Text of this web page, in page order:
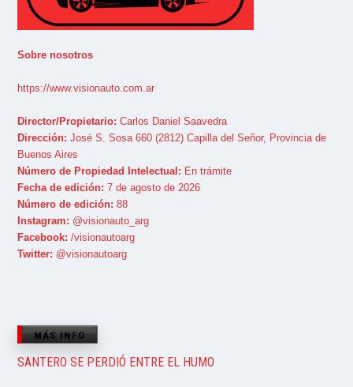
Sobre nosotros
https://www.visionauto.com.ar
Director/Propietario: Carlos Daniel Saavedra
Dirección: José S. Sosa 660 (2812) Capilla del Señor, Provincia de
Buenos Aires
Número de Propiedad Intelectual: En trámite
Fecha de edición: 7 de agosto de 2026
Número de edición: 88
Instagram: @visionauto_arg
Facebook: /visionautoarg
Twitter: @visionautoarg
MÁS INFO
SANTERO SE PERDIÓ ENTRE EL HUMO